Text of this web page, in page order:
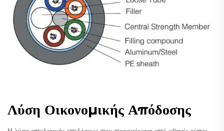
Λύση Οικονομικής Απόδοσης